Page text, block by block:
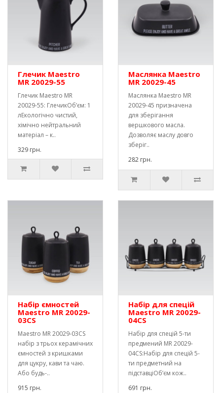
Глечик Maestro
MR 20029-55
Глечик Maestro MR
20029-55: ГлечикОб’єм: 1
лЕкологічно чистий,
хімічно нейтральний
матеріал – к..
329 грн.
Маслянка Maestro
MR 20029-45
Маслянка Maestro MR
20029-45 призначена
для зберігання
вершкового масла.
Дозволяє маслу довго
зберіг..
282 грн.
Набір ємностей
Maestro MR 20029-
03CS
Maestro MR 20029-03CS
набір з трьох керамічних
ємностей з кришками
для цукру, кави та чаю.
Або будь-..
915 грн.
Набір для спецій
Maestro MR 20029-
04CS
Набір для спецій 5-ти
предмений MR 20029-
04CS:Набір для спецій 5-
ти предметний на
підставціОб’єм кож..
691 грн.